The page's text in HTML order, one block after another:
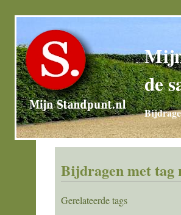
de
Bijdragen met tag
Gerelateerde tags